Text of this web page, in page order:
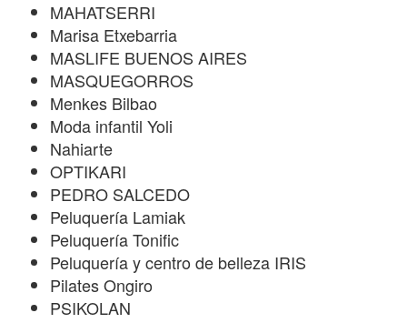
MAHATSERRI
Marisa Etxebarria
MASLIFE BUENOS AIRES
MASQUEGORROS
Menkes Bilbao
Moda infantil Yoli
Nahiarte
OPTIKARI
PEDRO SALCEDO
Peluquería Lamiak
Peluquería Tonific
Peluquería y centro de belleza IRIS
Pilates Ongiro
PSIKOLAN